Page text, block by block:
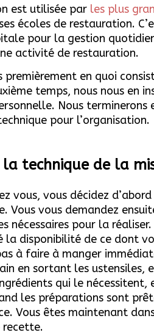
est utilisée par les plus
écoles de restauration.
pour la gestion
activité de restauration.
premièrement en quoi
temps, nous nous en
Nous terminerons
pour l’organisation.
la technique de la
vous, vous décidez
Vous vous demandez
nécessaires pour la réaliser.
la disponibilité de ce dont
à faire à manger
en sortant les ustensiles,
qui le nécessitent,
les préparations sont
Vous êtes maintenant
recette.